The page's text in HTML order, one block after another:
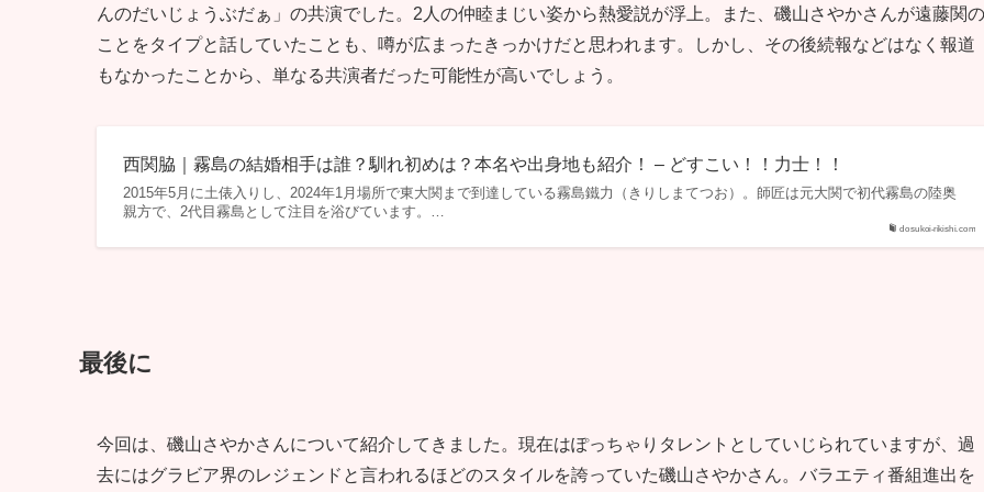
んのだいじょうぶだぁ」の共演でした。2人の仲睦まじい姿から熱愛説が浮上。また、磯山さやかさんが遠藤関の
ことをタイプと話していたことも、噂が広まったきっかけだと思われます。しかし、その後続報などはなく報道
もなかったことから、単なる共演者だった可能性が高いでしょう。
dosukoi-rikishi.com
西関脇｜霧島の結婚相手は誰？馴れ初めは？本名や出身地も紹介！ – どすこい！！力士！！
2015年5月に土俵入りし、2024年1月場所で東大関まで到達している霧島鐵力（きりしまてつお）。師匠は元大関で初代霧島の陸奥
親方で、2代目霧島として注目を浴びています。…
最後に
今回は、磯山さやかさんについて紹介してきました。現在はぽっちゃりタレントとしていじられていますが、過
去にはグラビア界のレジェンドと言われるほどのスタイルを誇っていた磯山さやかさん。バラエティ番組進出を